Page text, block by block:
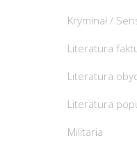
Kryminał /
Literatura
Literatura
Literatura
Militaria